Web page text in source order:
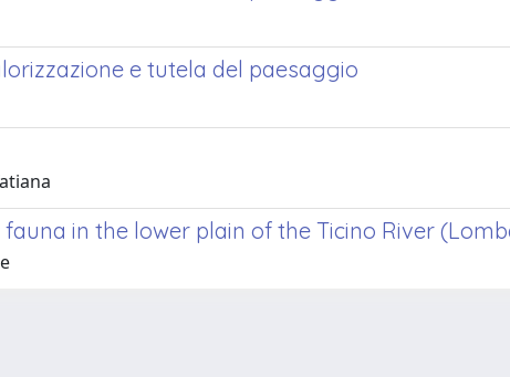
e tutela del paesaggio
in the lower plain of the Ticino River